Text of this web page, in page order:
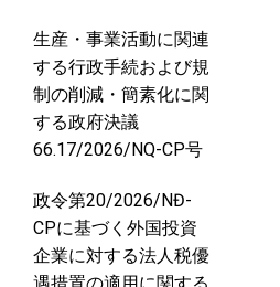
生産・事業活動に関連
する行政手続および規
制の削減・簡素化に関
する政府決議
66.17/2026/NQ-CP号
政令第20/2026/NĐ-
CPに基づく外国投資
企業に対する法人税優
遇措置の適用に関する